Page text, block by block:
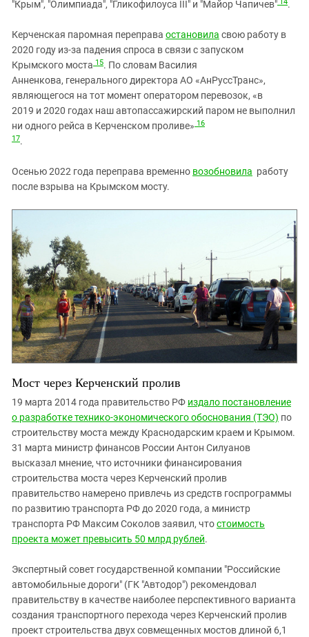
"Крым", "Олимпиада", "Гликофилоуса III" и "Майор Чапичев"
.
Керченская паромная переправа остановила свою работу в
2020 году из-за падения спроса в связи с запуском
Крымского моста 15. По словам Василия
Анненкова, генерального директора АО «АнРуссТранс»,
являющегося на тот момент оператором перевозок, «в
2019 и 2020 годах наш автопассажирский паром не выполнил
ни одного рейса в Керченском проливе» 16
17.
Осенью 2022 года переправа временно возобновила работу
после взрыва на Крымском мосту.
Мост через Керченский пролив
19 марта 2014 года правительство РФ издало постановление
о разработке технико-экономического обоснования (ТЭО) по
строительству моста между Краснодарским краем и Крымом.
31 марта министр финансов России Антон Силуанов
высказал мнение, что источники финансирования
строительства моста через Керченский пролив
правительство намерено привлечь из средств госпрограммы
по развитию транспорта РФ до 2020 года, а министр
транспорта РФ Максим Соколов заявил, чтостоимость
проекта может превысить 50 млрд рублей.
Экспертный совет государственной компании "Российские
автомобильные дороги" (ГК "Автодор") рекомендовал
правительству в качестве наиболее перспективного варианта
создания транспортного перехода через Керченский пролив
проект строительства двух совмещенных мостов длиной 6,1